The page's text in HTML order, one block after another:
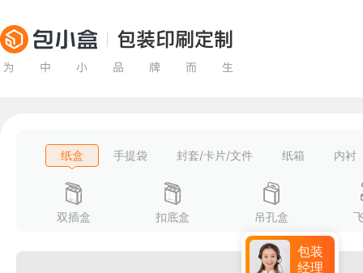
纸盒 手提袋 封套/卡片/文件 纸箱 内衬
双插盒 扣底盒 吊孔盒
包装
经理